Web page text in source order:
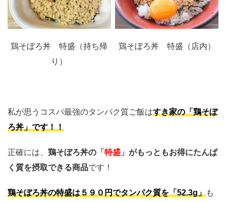
鶏そぼろ丼 特盛（持ち帰
り）
鶏そぼろ丼 特盛（店内）
私が思うコスパ最強のタンパク質ご飯はすき家の「鶏そぼ
ろ丼」です！！
正確には、 鶏そぼろ丼の 「特盛」 がもっともお得にたんぱ
く質を摂取できる商品です！
鶏そぼろ丼の特盛は５９０円でタンパク質を「52.3g」も